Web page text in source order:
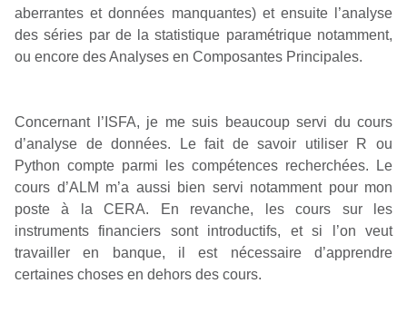
aberrantes et données manquantes) et ensuite l’analyse
des séries par de la statistique paramétrique notamment,
ou encore des Analyses en Composantes Principales.
Concernant l’ISFA, je me suis beaucoup servi du cours
d’analyse de données. Le fait de savoir utiliser R ou
Python compte parmi les compétences recherchées. Le
cours d’ALM m’a aussi bien servi notamment pour mon
poste à la CERA. En revanche, les cours sur les
instruments financiers sont introductifs, et si l’on veut
travailler en banque, il est nécessaire d’apprendre
certaines choses en dehors des cours.